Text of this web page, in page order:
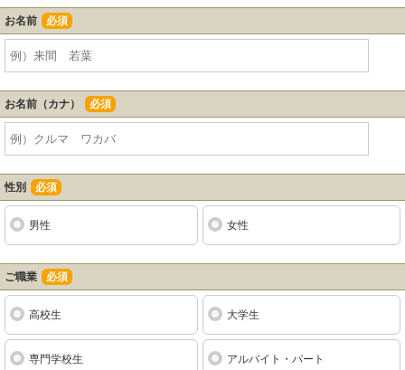
お名前 必須
お名前（カナ） 必須
性別 必須
男性 女性
ご職業 必須
高校生 大学生
専門学校生 アルバイト・パート